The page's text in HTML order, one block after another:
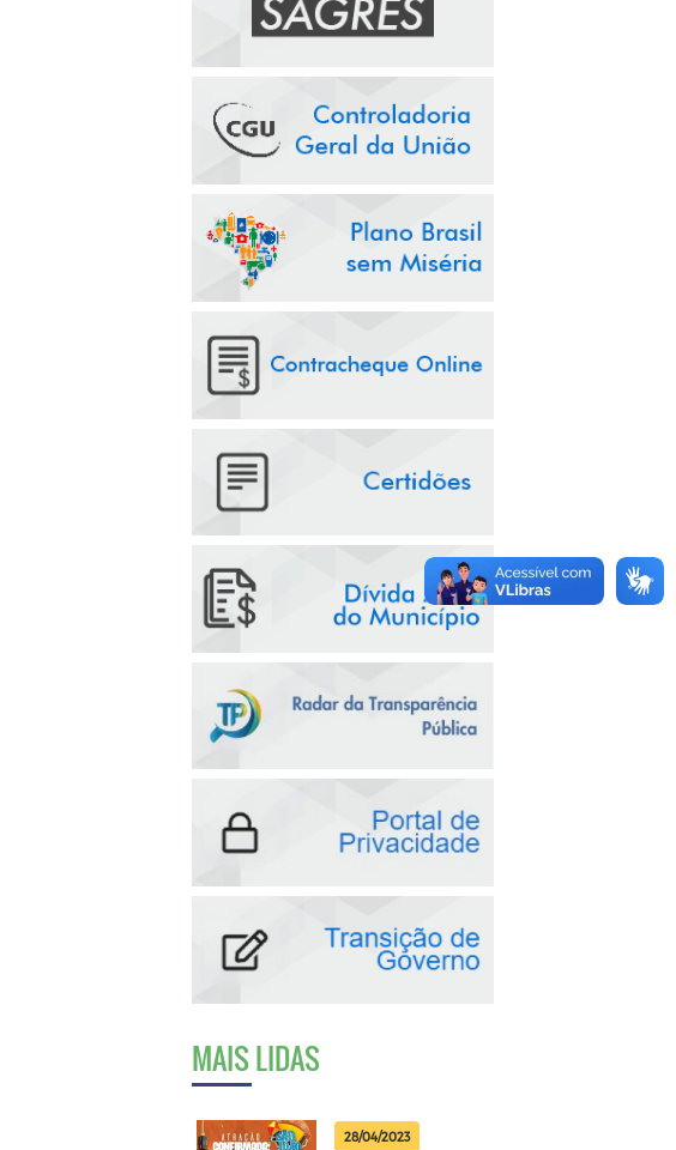
MAIS LIDAS
28/04/2023